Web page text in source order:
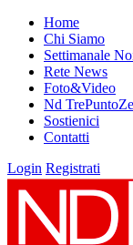
Home
Chi Siamo
Settimanale
Rete News
Foto&Video
Nd
Sostienici
Contatti
Login Registrati